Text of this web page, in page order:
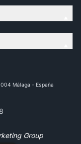
Málaga - España
Group